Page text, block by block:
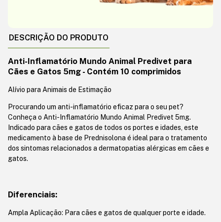
DESCRIÇÃO DO PRODUTO
Anti-Inflamatório Mundo Animal Predivet para
Cães e Gatos 5mg - Contém 10 comprimidos
Alívio para Animais de Estimação
Procurando um anti-inflamatório eficaz para o seu pet?
Conheça o Anti-Inflamatório Mundo Animal Predivet 5mg.
Indicado para cães e gatos de todos os portes e idades, este
medicamento à base de Prednisolona é ideal para o tratamento
dos sintomas relacionados a dermatopatias alérgicas em cães e
gatos.
Diferenciais:
Ampla Aplicação: Para cães e gatos de qualquer porte e idade.